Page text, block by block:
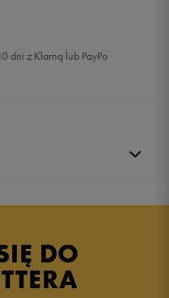
dni z Klarną lub PayPo
przez
DO